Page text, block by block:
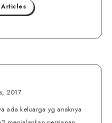
2017
ada keluarga yg anaknya